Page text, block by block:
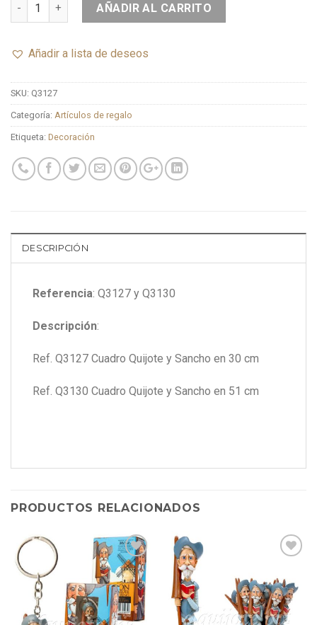
AÑADIR AL CARRITO
Añadir a lista de deseos
SKU: Q3127
Categoría: Artículos de regalo
Etiqueta: Decoración
DESCRIPCIÓN
Referencia: Q3127 y Q3130
Descripción:
Ref. Q3127 Cuadro Quijote y Sancho en 30 cm
Ref. Q3130 Cuadro Quijote y Sancho en 51 cm
PRODUCTOS RELACIONADOS
Añadir
a lista
de
deseos
a lista
de
deseos